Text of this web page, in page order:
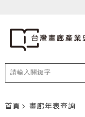
首頁 畫廊年表查詢